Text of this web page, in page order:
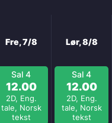
Fre, 7/8
Sal 4
12.00
2D, Eng.
tale, Norsk
tekst
Lør, 8/8
Sal 4
12.00
2D, Eng.
tale, Norsk
tekst